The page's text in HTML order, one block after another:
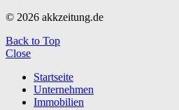
© 2026 akkzeitung.de
Back to Top
Close
Startseite
Unternehmen
Immobilien